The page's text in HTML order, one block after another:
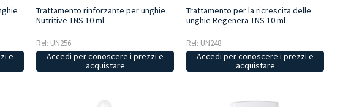
e
Trattamento rinforzante per unghie
Nutritive TNS 10 ml
Ref: UN256
Accedi per conoscere i prezzi e
acquistare
Trattamento per la ricrescita delle
unghie Regenera TNS 10 ml
Ref: UN248
Accedi per conoscere i prezzi e
acquistare